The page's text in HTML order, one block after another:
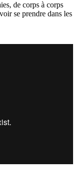
de corps à corps
se prendre dans les